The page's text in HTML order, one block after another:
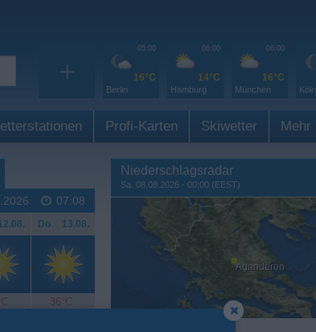
+
05:00
16°C
Berlin
06:00
14°C
Hamburg
06:00
16°C
München Köln
Profi-Karten Skiwetter Mehr
07:08
Do. 13.08.
36°C
Niederschlagsradar
Sa. 08.08.2026 - 00:00 (EEST)
Aganderon